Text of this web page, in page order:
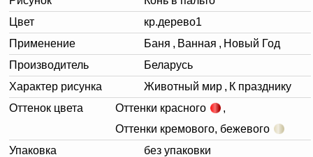
Цвет
кр.дерево1
Применение
Баня , Ванная , Новый Год
Производитель
Беларусь
Характер рисунка
Животный мир , К празднику
Оттенок цвета
Оттенки красного
,
Оттенки кремового, бежевого
Упаковка
без упаковки